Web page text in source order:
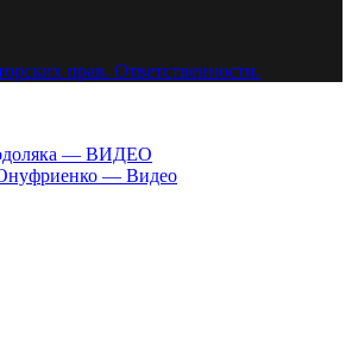
прав. Ответственности.
— ВИДЕО
— Видео